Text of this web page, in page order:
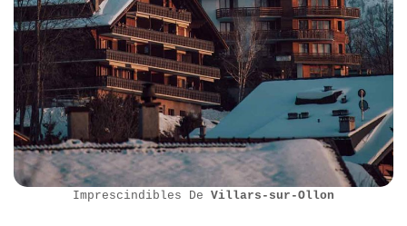
Imprescindibles De Villars-sur-Ollon